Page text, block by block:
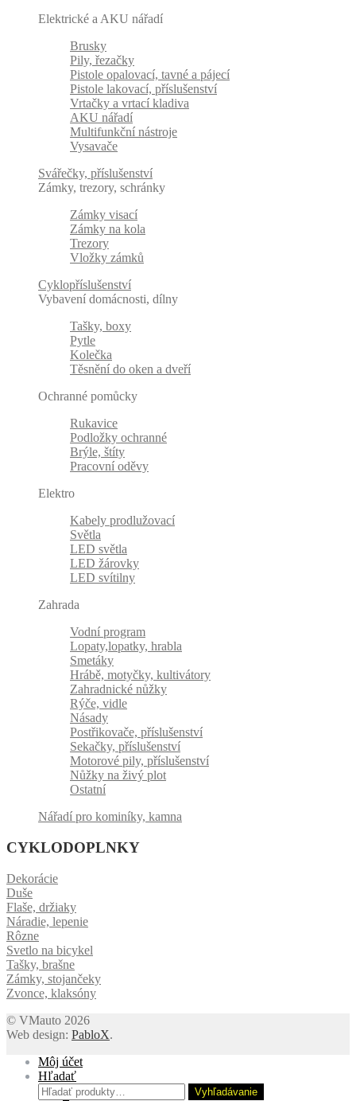
Elektrické a AKU nářadí
Brusky
Pily, řezačky
Pistole opalovací, tavné a pájecí
Pistole lakovací, příslušenství
Vrtačky a vrtací kladiva
AKU nářadí
Multifunkční nástroje
Vysavače
Svářečky, příslušenství
Zámky, trezory, schránky
Zámky visací
Zámky na kola
Trezory
Vložky zámků
Cyklopříslušenství
Vybavení domácnosti, dílny
Tašky, boxy
Pytle
Kolečka
Těsnění do oken a dveří
Ochranné pomůcky
Rukavice
Podložky ochranné
Brýle, štíty
Pracovní oděvy
Elektro
Kabely prodlužovací
Světla
LED světla
LED žárovky
LED svítilny
Zahrada
Vodní program
Lopaty,lopatky, hrabla
Smetáky
Hrábě, motyčky, kultivátory
Zahradnické nůžky
Rýče, vidle
Násady
Postřikovače, příslušenství
Sekačky, příslušenství
Motorové pily, příslušenství
Nůžky na živý plot
Ostatní
Nářadí pro kominíky, kamna
CYKLODOPLNKY
Dekorácie
Duše
Flaše, držiaky
Náradie, lepenie
Rôzne
Svetlo na bicykel
Tašky, brašne
Zámky, stojančeky
Zvonce, klaksóny
© VMauto 2026
Web design: PabloX.
Môj účet
Hľadať
Hľadať:
Vyhľadávanie